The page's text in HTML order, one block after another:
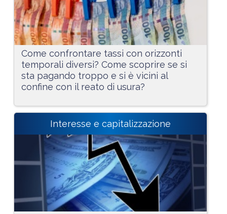
Come confrontare tassi con orizzonti
temporali diversi? Come scoprire se si
sta pagando troppo e si è vicini al
confine con il reato di usura?
Interesse e capitalizzazione